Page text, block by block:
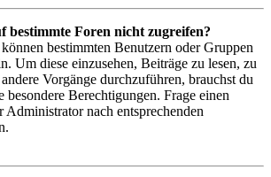
bestimmte Foren nicht zugreifen?
bestimmten Benutzern oder Gruppen
Um diese einzusehen, Beiträge zu lesen, zu
Vorgänge durchzuführen, brauchst du
besondere Berechtigungen. Frage einen
Administrator nach entsprechenden